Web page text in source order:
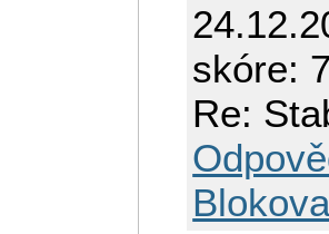
skóre:
Re: